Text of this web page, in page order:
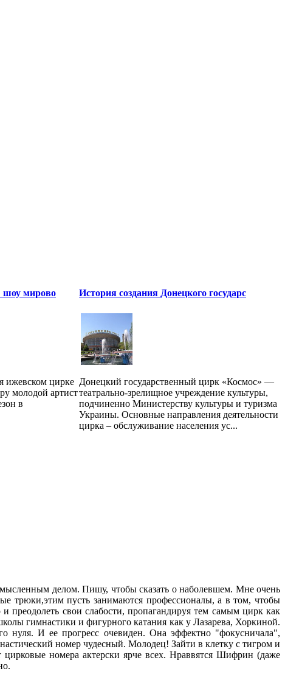
шоу мирово
ижевском цирке
молодой артист
в
История создания Донецкого государс
Донецкий государственный цирк «Космос» —
театрально-зрелищное учреждение культуры,
подчиненно Министерству культуры и туризма
Украины. Основные направления деятельности
цирка – обслуживание населения ус...
делом. Пишу, чтобы сказать о наболевшем. Мне очень
трюки,этим пусть занимаются профессионалы, а в том, чтобы
свои слабости, пропагандируя тем самым цирк как
гимнастики и фигурного катания как у Лазарева, Хоркиной.
И ее прогресс очевиден. Она эффектно "фокусничала",
номер чудесный. Молодец! Зайти в клетку с тигром и
номера актерски ярче всех. Нраввятся Шифрин (даже